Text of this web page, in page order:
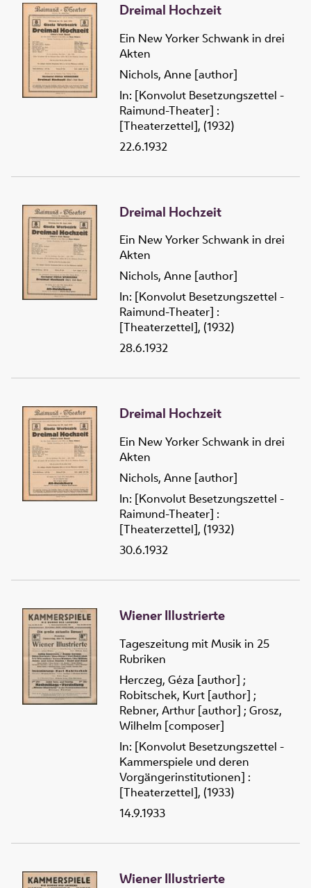
Dreimal Hochzeit
Ein New Yorker Schwank in drei
Akten
Nichols, Anne [author]
In: [Konvolut Besetzungszettel -
Raimund-Theater] :
[Theaterzettel], (1932)
22.6.1932
Dreimal Hochzeit
Ein New Yorker Schwank in drei
Akten
Nichols, Anne [author]
In: [Konvolut Besetzungszettel -
Raimund-Theater] :
[Theaterzettel], (1932)
28.6.1932
Dreimal Hochzeit
Ein New Yorker Schwank in drei
Akten
Nichols, Anne [author]
In: [Konvolut Besetzungszettel -
Raimund-Theater] :
[Theaterzettel], (1932)
30.6.1932
Wiener Illustrierte
Tageszeitung mit Musik in 25
Rubriken
Herczeg, Géza [author] ;
Robitschek, Kurt [author] ;
Rebner, Arthur [author] ; Grosz,
Wilhelm [composer]
In: [Konvolut Besetzungszettel -
Kammerspiele und deren
Vorgängerinstitutionen] :
[Theaterzettel], (1933)
14.9.1933
Wiener Illustrierte